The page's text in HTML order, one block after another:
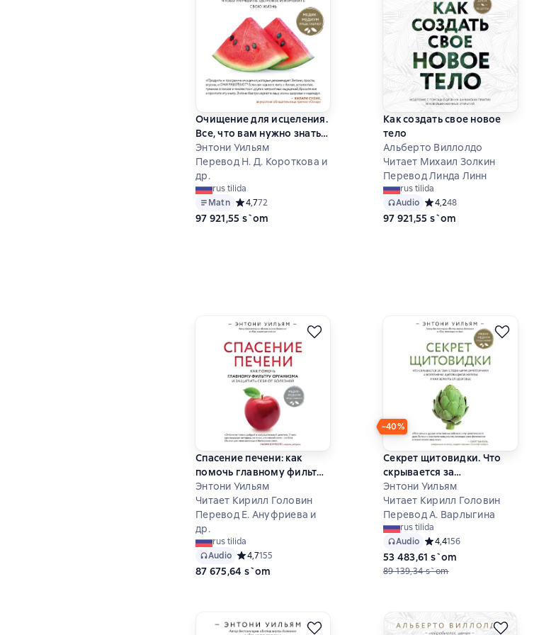
Очищение для исцеления.
Все, что вам нужно знать
об очищении организма,
чтобы улучшить здоровье
и изменить свою жизнь
Энтони Уильям
Перевод Н. Д. Короткова и
др.
rus tilida
Matn Средний рейтинг 4,7 на основе 72 оценок
4,772
97 921,55 s`om
Как создать свое новое
тело
Альберто Виллолдо
Читает Михаил Золкин
Перевод Линда Линн
rus tilida
Audio Средний рейтинг 4,2 на
4,248
97 921,55 s`om
Спасение печени: как
помочь главному фильтру
организма и защитить
себя от болезней
Энтони Уильям
Читает Кирилл Головин
Перевод Е. Ануфриева и
др.
rus tilida
Audio Средний рейтинг 4,7 на основе 155 оценок
4,7155
87 675,64 s`om
−40%
Секрет щитовидки. Что
скрывается за
таинственными
симптомами и болезнями
щитовидной железы и как
вернуть ей здоровье
Энтони Уильям
Читает Кирилл Головин
Перевод А. Варлыгина
rus tilida
Audio Средний рейтинг 4,4 на
4,4156
53 483,61 s`om
89 139,34 s`om